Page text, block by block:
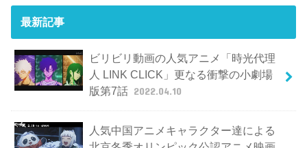
最新記事
ビリビリ動画の人気アニメ「時光代理
人 LINK CLICK」更なる衝撃の小劇場
版第7話 2022.04.10
人気中国アニメキャラクター達による